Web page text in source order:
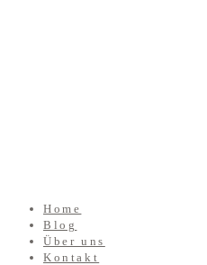
Home
Blog
Über uns
Kontakt